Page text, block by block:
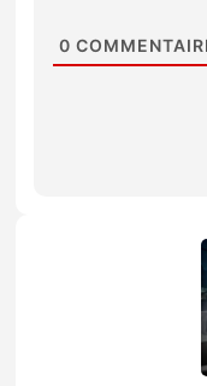
0